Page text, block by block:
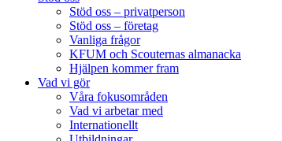
Stöd oss – privatperson
Stöd oss – företag
Vanliga frågor
KFUM och Scouternas almanacka
Hjälpen kommer fram
Vad vi gör
Våra fokusområden
Vad vi arbetar med
Internationellt